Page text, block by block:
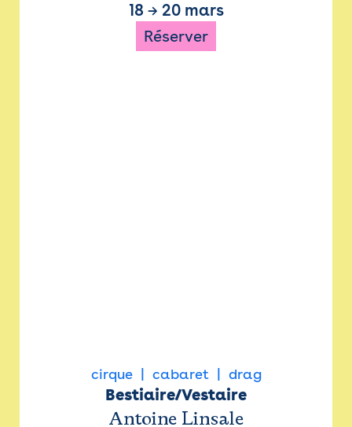
18 → 20 mars
Réserver
cirque cabaret drag
Bestiaire/Vestaire
Antoine Linsale